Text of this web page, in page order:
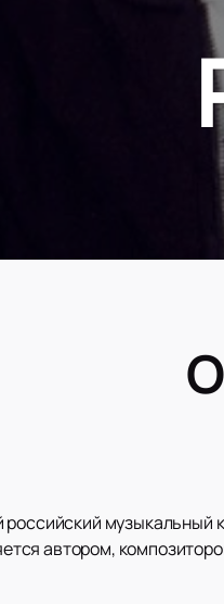
российский
автором,